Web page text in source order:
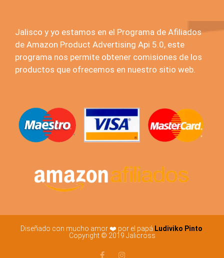
Jalisco y yo estamos en el Programa de Afiliados
de Amazon Product Advertising Api 5.0, este
programa nos permite obtener comisiones de los
productos que ofrecemos en nuestro sitio web.
Diseñado con mucho amor ❤️ por el papá Ludiviko Pinto
Copyright © 2019 Jalicross